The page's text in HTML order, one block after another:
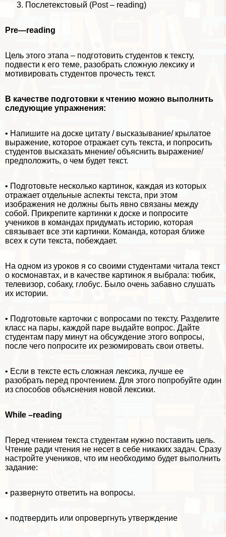
Послетекстовый (Post – reading)
Pre—reading
Цель этого этапа – подготовить студентов к тексту,
подвести к его теме, разобрать сложную лексику и
мотивировать студентов прочесть текст.
В качестве подготовки к чтению можно выполнить
следующие упражнения:
• Напишите на доске цитату / высказывание/ крылатое
выражение, которое отражает суть текста, и попросить
студентов высказать мнение/ объяснить выражение/
предположить, о чем будет текст.
• Подготовьте несколько картинок, каждая из которых
отражает отдельные аспекты текста, при этом
изображения не должны быть явно связаны между
собой. Прикрепите картинки к доске и попросите
учеников в комaндах придумать историю, которая
связывает все эти картинки. Комaнда, которая ближе
всех к сути текста, побеждает.
На одном из уроков я со своими студентами читала текст
о космонавтах, и в качестве картинок я выбрала: тюбик,
телевизор, собаку, глобус. Было очень забавно слушать
их истории.
• Подготовьте карточки с вопросами по тексту. Разделите
класс на пары, каждой паре выдайте вопрос. Дайте
студентам пару минут на обсуждение этого вопросы,
после чего попросите их резюмировать свои ответы.
• Если в тексте есть сложная лексика, лучше ее
разобрать перед прочтением. Для этого попробуйте один
из способов объяснения новой лексики.
While –reading
Перед чтением текста студентам нужно поставить цель.
Чтение ради чтения не несет в себе никаких задач. Сразу
настройте учеников, что им необходимо будет выполнить
задание:
• развернуто ответить на вопросы.
• подтвердить или опровергнуть утверждение